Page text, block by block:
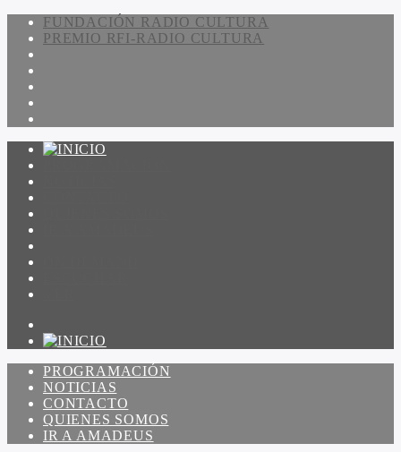
FUNDACIÓN RADIO CULTURA
PREMIO RFI-RADIO CULTURA
PROGRAMACIÓN
NOTICIAS
CONTACTO
QUIENES SOMOS
IR A AMADEUS